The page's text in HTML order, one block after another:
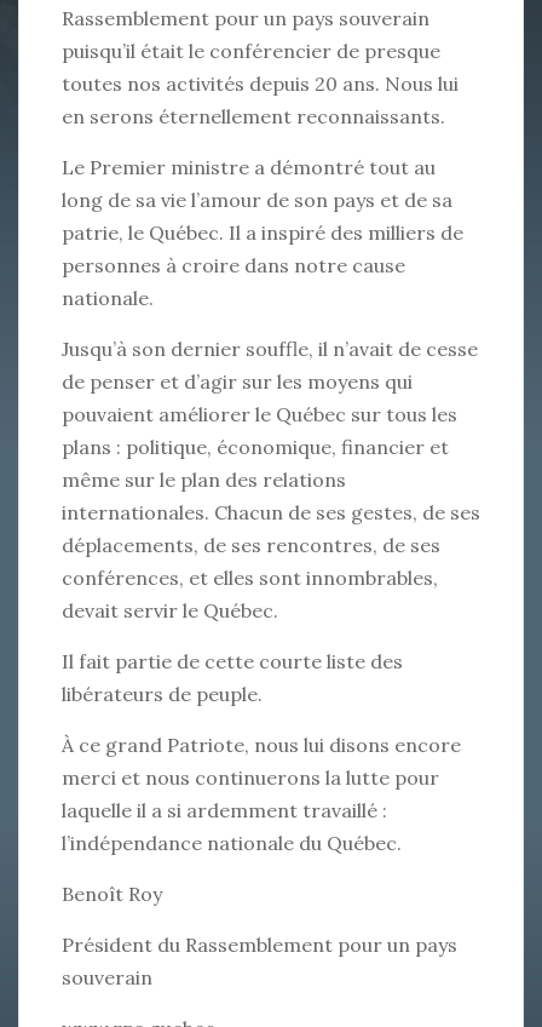
Rassemblement pour un pays souverain
puisqu’il était le conférencier de presque
toutes nos activités depuis 20 ans. Nous lui
en serons éternellement reconnaissants.
Le Premier ministre a démontré tout au
long de sa vie l’amour de son pays et de sa
patrie, le Québec. Il a inspiré des milliers de
personnes à croire dans notre cause
nationale.
Jusqu’à son dernier souffle, il n’avait de cesse
de penser et d’agir sur les moyens qui
pouvaient améliorer le Québec sur tous les
plans : politique, économique, financier et
même sur le plan des relations
internationales. Chacun de ses gestes, de ses
déplacements, de ses rencontres, de ses
conférences, et elles sont innombrables,
devait servir le Québec.
Il fait partie de cette courte liste des
libérateurs de peuple.
À ce grand Patriote, nous lui disons encore
merci et nous continuerons la lutte pour
laquelle il a si ardemment travaillé :
l’indépendance nationale du Québec.
Benoît Roy
Président du Rassemblement pour un pays
souverain